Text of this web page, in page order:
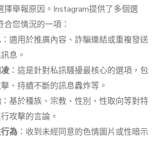
擇舉報原因。Instagram提供了多個選
您情況的一項：
：適用於推廣內容、詐騙連結或重複發送
息。
：這是針對私訊騷擾最核心的選項，包
、持續不斷的訊息轟炸等。
：基於種族、宗教、性別、性取向等對特
攻擊的言論。
為 ：收到未經同意的色情圖片或性暗示